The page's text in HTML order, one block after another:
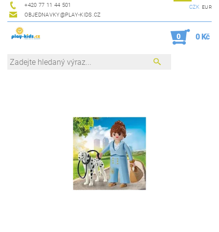
+420 77 11 44 501
OBJEDNAVKY@PLAY-KIDS.CZ
CZK EUR
0 0 Kč